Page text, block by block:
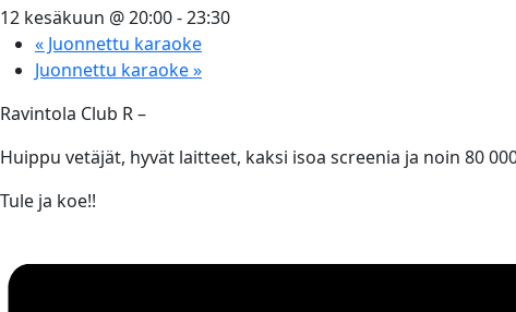
12 kesäkuun @ 20:00-23:30
« Juonnettu karaoke
Juonnettu karaoke»
Ravintola Club R –
Huippu vetäjät, hyvät laitteet, kaksi isoa screenia ja noin 80
Tule ja koe!!